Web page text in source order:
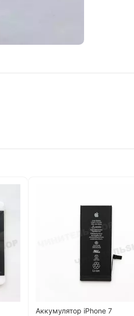
Аккумулятор iPhone 7